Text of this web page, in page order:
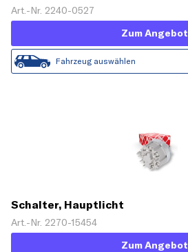
Art.-Nr. 2240-0527
Zum Angebot
Fahrzeug auswählen
Schalter, Hauptlicht
Art.-Nr. 2270-15454
Zum Angebot